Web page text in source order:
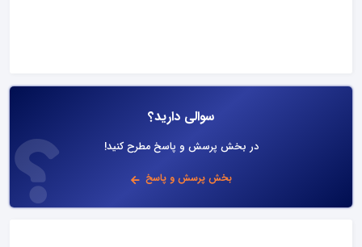
سوالی دارید؟
در بخش پرسش و پاسخ مطرح کنید!
بخش پرسش و پاسخ